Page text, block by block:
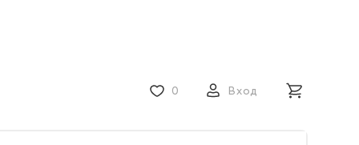
0 Вход